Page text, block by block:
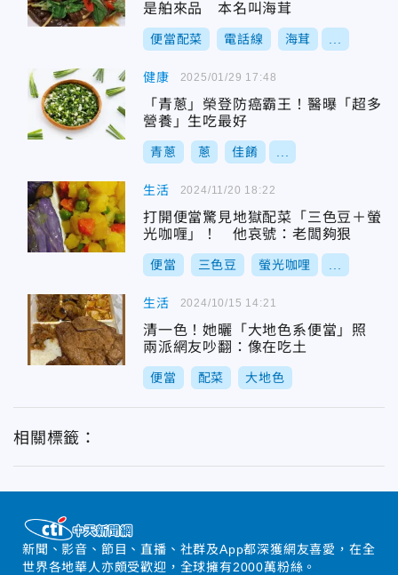
是舶來品 本名叫海茸
便當配菜 電話線 海茸
健康
「青蔥」榮登防癌霸王！醫曝「超多
營養」生吃最好
青蔥 蔥 佳餚
2025/01/29 17:48
生活
打開便當驚見地獄配菜「三色豆＋螢
光咖喱」！ 他哀號：老闆夠狠
便當 三色豆 螢光咖哩
2024/11/20 18:22
生活
清一色！她曬「大地色系便當」照
兩派網友吵翻：像在吃土
便當 配菜 大地色
2024/10/15 14:21
相關標籤：
新聞、影音、節目、直播、社群及App都深獲網友喜愛，在全
世界各地華人亦頗受歡迎，全球擁有2000萬粉絲。